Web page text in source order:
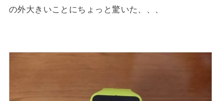
の外大きいことにちょっと驚いた、、、